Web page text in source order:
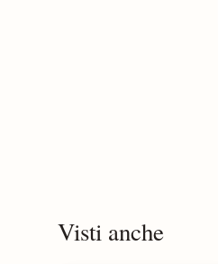
Visti anche